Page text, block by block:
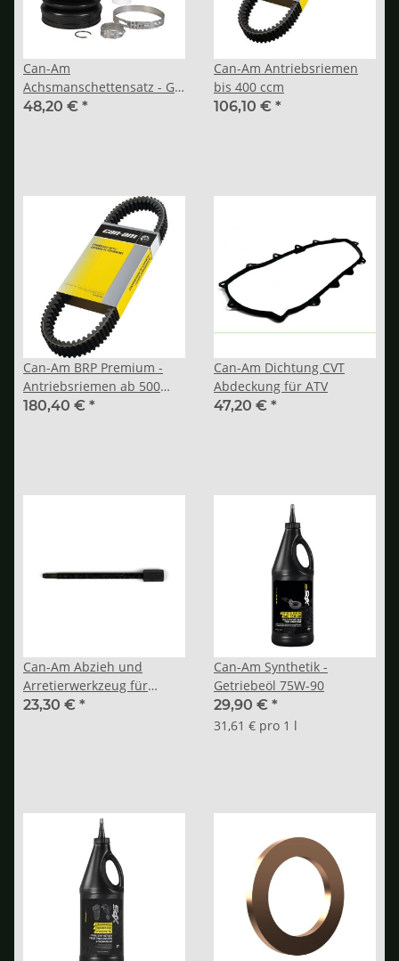
Can-Am
Achsmanschettensatz - G2,
G2L, G2S
48,20 € *
Can-Am Antriebsriemen
bis 400 ccm
106,10 € *
Can-Am BRP Premium -
Antriebsriemen ab 500
ccm
180,40 € *
Can-Am Dichtung CVT
Abdeckung für ATV
47,20 € *
Can-Am Abzieh und
Arretierwerkzeug für
Antriebsriemen
23,30 € *
Can-Am Synthetik -
Getriebeöl 75W-90
29,90 € *
31,61 € pro 1 l